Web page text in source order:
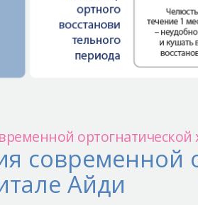
ортогнатической
современной
Айди